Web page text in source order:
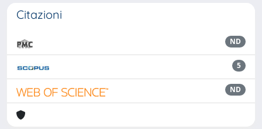
Citazioni
ND
5
ND